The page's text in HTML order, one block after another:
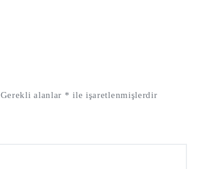
Gerekli alanlar * ile işaretlenmişlerdir